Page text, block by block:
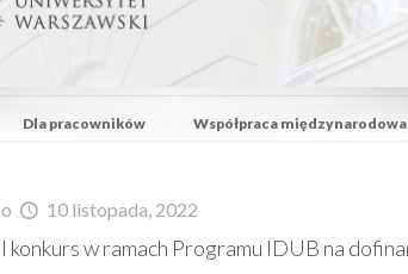
Dla pracowników Współpraca międzynarodowa
o 10 listopada, 2022
I konkurs w ramach Programu IDUB na